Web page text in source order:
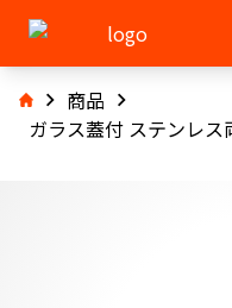
商品
ガラス蓋付 ステンレ